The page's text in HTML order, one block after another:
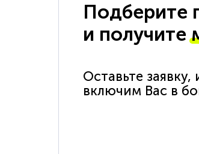
Подберите
и получите
Оставьте заявку,
включим Вас в